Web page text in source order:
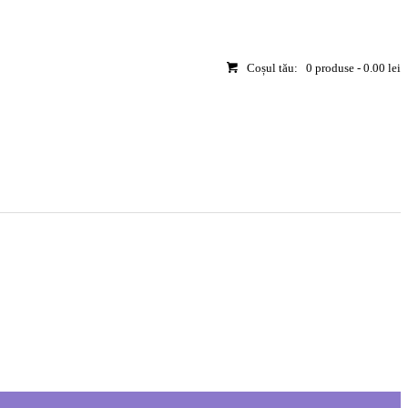
Coșul tău: 0 produse - 0.00 lei